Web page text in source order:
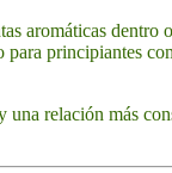
aromáticas dentro
principiantes
una relación más